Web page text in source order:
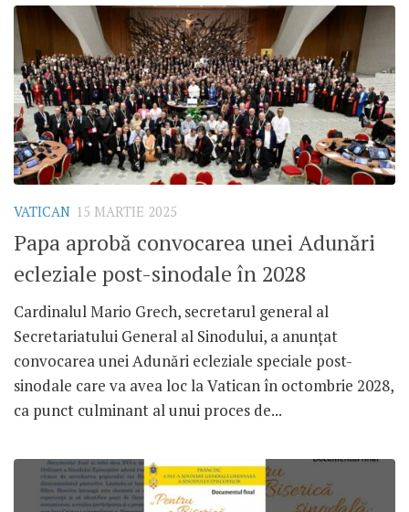
VATICAN 15 MARTIE 2025
Papa aprobă convocarea unei Adunări
ecleziale post-sinodale în 2028
Cardinalul Mario Grech, secretarul general al
Secretariatului General al Sinodului, a anunțat
convocarea unei Adunări ecleziale speciale post-
sinodale care va avea loc la Vatican în octombrie 2028,
ca punct culminant al unui proces de...